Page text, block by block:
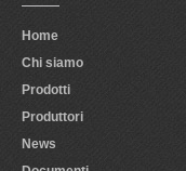
Home
Chi siamo
Prodotti
Produttori
News